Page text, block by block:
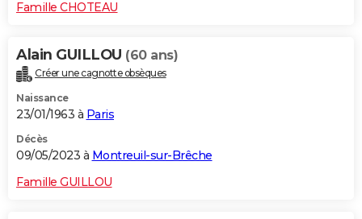
CARTE DE VOEUX
Dictionnaire
Biographies
Citations
Expressions
Proverbes
PROGRAMME TV
COPAINS D'AVANT
S'inscrire
Se connecter
Lycées
Collèges
Primaires
Universités
Entreprises
Service militaire
Avis de recherche
AVIS DE DÉCÈS
Famille CHOTEAU
Alain GUILLOU (60 ans)
Créer une cagnotte obsèques
Naissance
23/01/1963 à Paris
Décès
09/05/2023 à Montreuil-sur-Brêche
Famille GUILLOU